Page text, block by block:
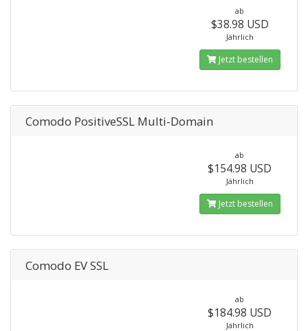
ab
$38.98 USD
Jährlich
Jetzt bestellen
Comodo PositiveSSL Multi-Domain
ab
$154.98 USD
Jährlich
Jetzt bestellen
Comodo EV SSL
ab
$184.98 USD
Jährlich